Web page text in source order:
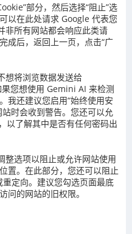
部分，然后选择“阻止”选
以在此处请求 Google 代表您
非所有网站都会响应此类请
成后，返回上一页，点击“广
想将浏览数据发送给
您想使用 Gemini AI 来检测
我还建议您启用“始终使用安
时会收到警告。您还可以允
以了解其中是否有任何密码出
整选项以阻止或允许网站使用
置。在此部分，您还可以阻止
定向。建议您勾选页面最底
问的网站的旧权限。